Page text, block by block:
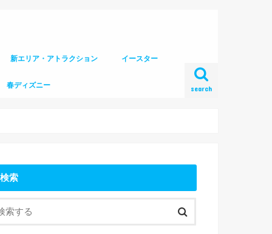
search
新エリア・アトラクション イースター
春ディズニー
検索